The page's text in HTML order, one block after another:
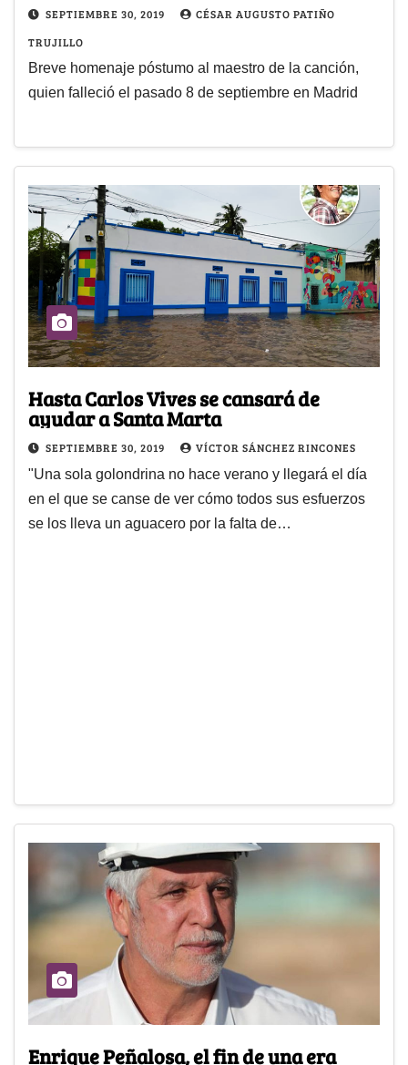
SEPTIEMBRE 30, 2019
CÉSAR AUGUSTO PATIÑO
TRUJILLO
Breve homenaje póstumo al maestro de la canción,
quien falleció el pasado 8 de septiembre en Madrid
Hasta Carlos Vives se cansará de
ayudar a Santa Marta
SEPTIEMBRE 30, 2019 VÍCTOR SÁNCHEZ RINCONES
"Una sola golondrina no hace verano y llegará el día
en el que se canse de ver cómo todos sus esfuerzos
se los lleva un aguacero por la falta de…
Enrique Peñalosa, el fin de una era